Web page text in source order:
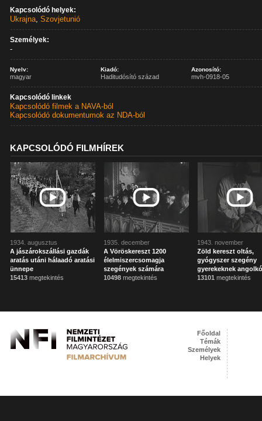
Kapcsolódó helyek:
Ukrajna,Szovjetunió
Személyek:
-
Nyelv:
magyar
Kiadó:
Haditudósító század
Azonosító:
mvh-0918-05
Kapcsolódó linkek
Kapcsolódó filmek a NAVA-ból
Kapcsolódó dokumentumok az NDA-ból
KAPCSOLÓDÓ FILMHÍREK
1934. augusztus
A jászárokszállási gazdák
aratás utáni hálaadó aratási
ünnepe
15413 megtekintés
1935. december
A Vöröskereszt 1200
élelmiszercsomagja
szegények számára
10498 megtekintés
1943. november
Zöld kereszt oltás,
gyógyszer szegény
gyerekeknek
13101 megtekintés
Főoldal
Témák
Személyek
Helyek